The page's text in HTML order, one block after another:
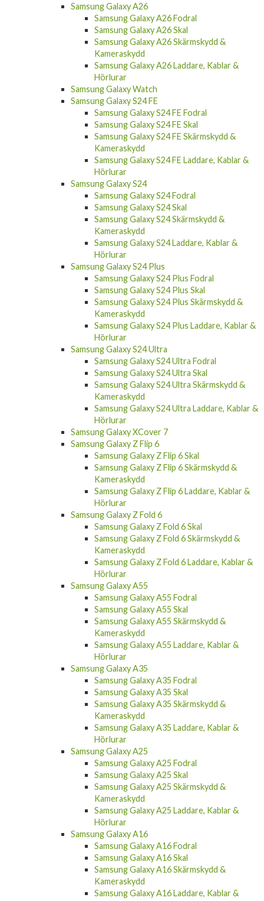
Samsung Galaxy A26 Fodral
Samsung Galaxy A26 Skal
Samsung Galaxy A26 Skärmskydd &
Kameraskydd
Samsung Galaxy A26 Laddare, Kablar &
Hörlurar
Samsung Galaxy Watch
Samsung Galaxy S24 FE
Samsung Galaxy S24 FE Fodral
Samsung Galaxy S24 FE Skal
Samsung Galaxy S24 FE Skärmskydd &
Kameraskydd
Samsung Galaxy S24 FE Laddare, Kablar &
Hörlurar
Samsung Galaxy S24
Samsung Galaxy S24 Fodral
Samsung Galaxy S24 Skal
Samsung Galaxy S24 Skärmskydd &
Kameraskydd
Samsung Galaxy S24 Laddare, Kablar &
Hörlurar
Samsung Galaxy S24 Plus
Samsung Galaxy S24 Plus Fodral
Samsung Galaxy S24 Plus Skal
Samsung Galaxy S24 Plus Skärmskydd &
Kameraskydd
Samsung Galaxy S24 Plus Laddare, Kablar &
Hörlurar
Samsung Galaxy S24 Ultra
Samsung Galaxy S24 Ultra Fodral
Samsung Galaxy S24 Ultra Skal
Samsung Galaxy S24 Ultra Skärmskydd &
Kameraskydd
Samsung Galaxy S24 Ultra Laddare, Kablar &
Hörlurar
Samsung Galaxy XCover 7
Samsung Galaxy Z Flip 6
Samsung Galaxy Z Flip 6 Skal
Samsung Galaxy Z Flip 6 Skärmskydd &
Kameraskydd
Samsung Galaxy Z Flip 6 Laddare, Kablar &
Hörlurar
Samsung Galaxy Z Fold 6
Samsung Galaxy Z Fold 6 Skal
Samsung Galaxy Z Fold 6 Skärmskydd &
Kameraskydd
Samsung Galaxy Z Fold 6 Laddare, Kablar &
Hörlurar
Samsung Galaxy A55
Samsung Galaxy A55 Fodral
Samsung Galaxy A55 Skal
Samsung Galaxy A55 Skärmskydd &
Kameraskydd
Samsung Galaxy A55 Laddare, Kablar &
Hörlurar
Samsung Galaxy A35
Samsung Galaxy A35 Fodral
Samsung Galaxy A35 Skal
Samsung Galaxy A35 Skärmskydd &
Kameraskydd
Samsung Galaxy A35 Laddare, Kablar &
Hörlurar
Samsung Galaxy A25
Samsung Galaxy A25 Fodral
Samsung Galaxy A25 Skal
Samsung Galaxy A25 Skärmskydd &
Kameraskydd
Samsung Galaxy A25 Laddare, Kablar &
Hörlurar
Samsung Galaxy A16
Samsung Galaxy A16 Fodral
Samsung Galaxy A16 Skal
Samsung Galaxy A16 Skärmskydd &
Kameraskydd
Samsung Galaxy A16 Laddare, Kablar &
Hörlurar